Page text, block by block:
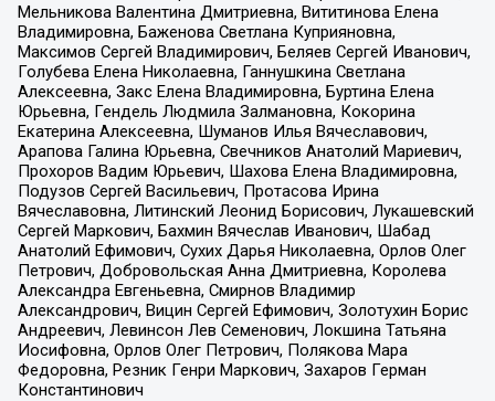
Мельникова Валентина Дмитриевна, Вититинова Елена
Владимировна, Баженова Светлана Куприяновна,
Максимов Сергей Владимирович, Беляев Сергей Иванович,
Голубева Елена Николаевна, Ганнушкина Светлана
Алексеевна, Закс Елена Владимировна, Буртина Елена
Юрьевна, Гендель Людмила Залмановна, Кокорина
Екатерина Алексеевна, Шуманов Илья Вячеславович,
Арапова Галина Юрьевна, Свечников Анатолий Мариевич,
Прохоров Вадим Юрьевич, Шахова Елена Владимировна,
Подузов Сергей Васильевич, Протасова Ирина
Вячеславовна, Литинский Леонид Борисович, Лукашевский
Сергей Маркович, Бахмин Вячеслав Иванович, Шабад
Анатолий Ефимович, Сухих Дарья Николаевна, Орлов Олег
Петрович, Добровольская Анна Дмитриевна, Королева
Александра Евгеньевна, Смирнов Владимир
Александрович, Вицин Сергей Ефимович, Золотухин Борис
Андреевич, Левинсон Лев Семенович, Локшина Татьяна
Иосифовна, Орлов Олег Петрович, Полякова Мара
Федоровна, Резник Генри Маркович, Захаров Герман
Константинович